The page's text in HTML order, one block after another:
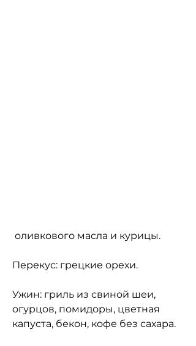
оливкового масла и курицы.
Перекус: грецкие орехи.
Ужин: гриль из свиной шеи,
огурцов, помидоры, цветная
капуста, бекон, кофе без сахара.